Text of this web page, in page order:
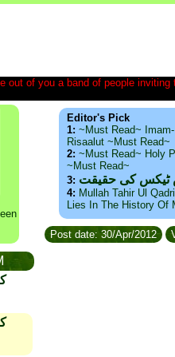
out of you a band of people
Editor's Pick
1: ~Must Read~
Risaalut ~Must Read~
2: ~Must Read~ Holy
~Must Read~
3: ٹیکس کی حقیقت
4: Mullah Tahir Ul
Lies In The History Of
Post date: 30/Apr/2012